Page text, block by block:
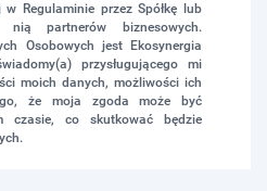
w Regulaminie przez Spółkę lub
nią partnerów biznesowych.
Osobowych jest Ekosynergia
przysługującego mi
moich danych, możliwości ich
że moja zgoda może być
czasie, co skutkować będzie